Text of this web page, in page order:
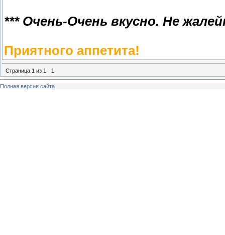
*** Очень-Очень вкусно. Не
Приятного аппетита!
Страница 1 из 1 1
Полная версия сайта